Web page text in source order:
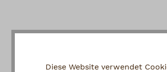
Diese Website verwendet